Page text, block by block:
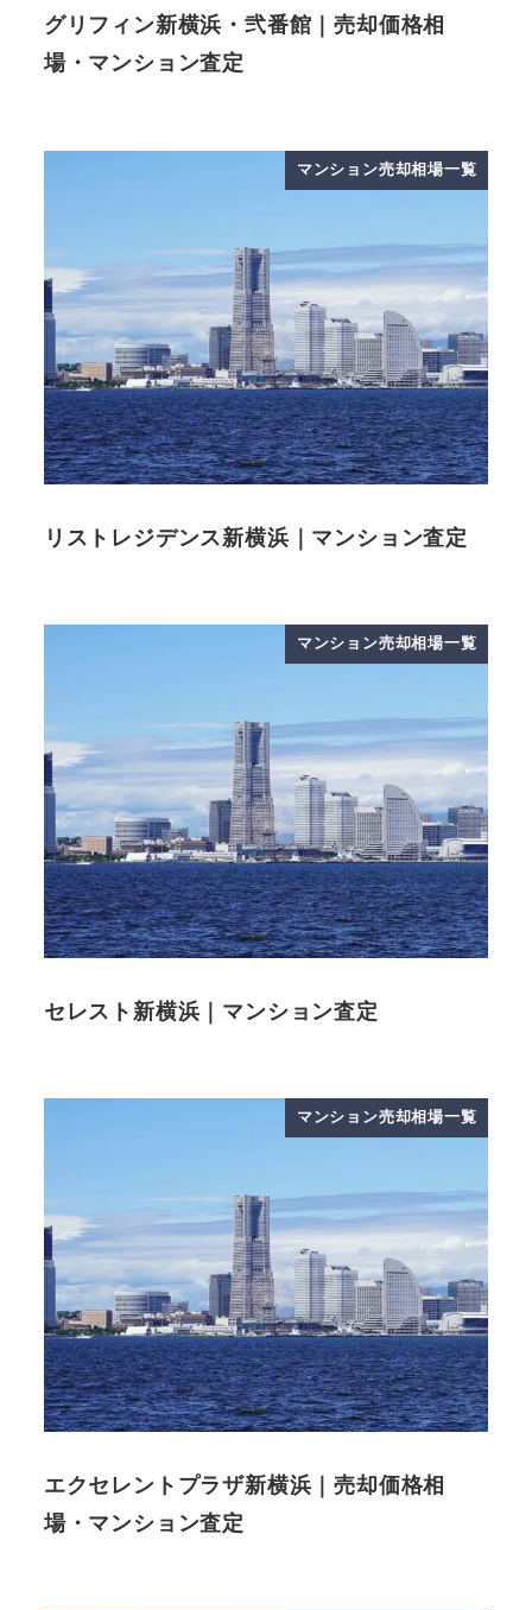
グリフィン新横浜・弐番館｜売却価格相
場・マンション査定
マンション売却相場一覧
リストレジデンス新横浜｜マンション査定
マンション売却相場一覧
セレスト新横浜｜マンション査定
マンション売却相場一覧
エクセレントプラザ新横浜｜売却価格相
場・マンション査定